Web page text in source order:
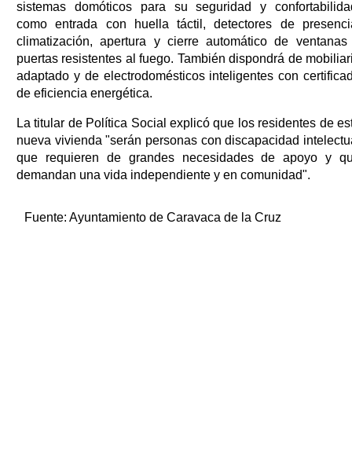
sistemas domóticos para su seguridad y
como entrada con huella táctil, detectores de
climatización, apertura y cierre automático de
puertas resistentes al fuego. También dispondrá de
adaptado y de electrodomésticos inteligentes con
de eficiencia energética.
La titular de Política Social explicó que los residentes de
nueva vivienda "serán personas con discapacidad
que requieren de grandes necesidades de apoyo y
demandan una vida independiente y en comunidad".
Fuente: Ayuntamiento de Caravaca de la Cruz